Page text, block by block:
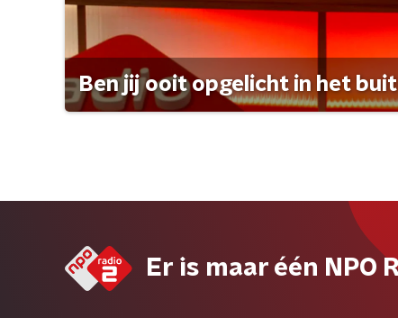
Ben jij ooit opgelicht in het
Er is maar één NPO